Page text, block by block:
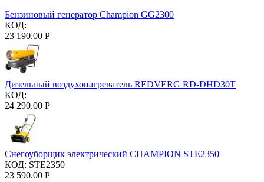
Бензиновый генератор Champion GG2300
КОД:
23 190.00 Р
Дизельный воздухонагреватель REDVERG RD-DHD30T
КОД:
24 290.00 Р
Снегоуборщик электрический CHAMPION STE2350
КОД: STE2350
23 590.00 Р